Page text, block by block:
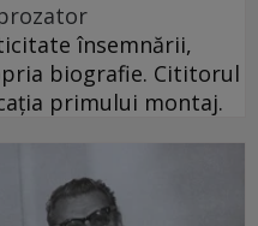
însemnării,
biografie. Cititorul
primului montaj.